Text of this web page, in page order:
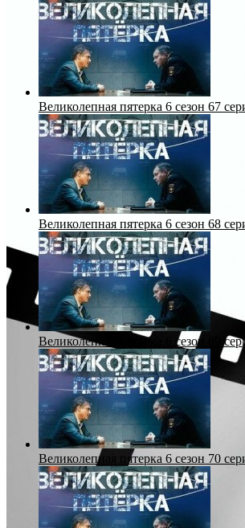
Великолепная пятерка 6 сезон 67
Великолепная пятерка 6 сезон 68
Великолепная пятерка 6 сезон 69
Великолепная пятерка 6 сезон 70